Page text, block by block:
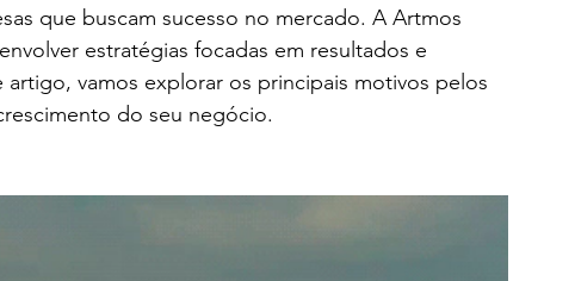
que buscam sucesso no mercado. A Artmos
estratégias focadas em resultados e
vamos explorar os principais motivos pelos
do seu negócio.